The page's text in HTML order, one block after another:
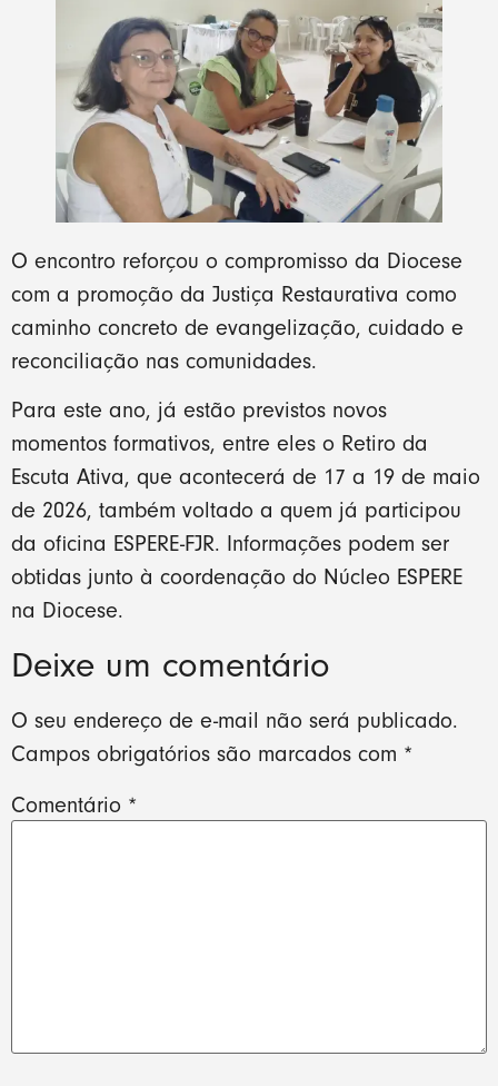
O encontro reforçou o compromisso da Diocese
com a promoção da Justiça Restaurativa como
caminho concreto de evangelização, cuidado e
reconciliação nas comunidades.
Para este ano, já estão previstos novos
momentos formativos, entre eles o Retiro da
Escuta Ativa, que acontecerá de 17 a 19 de maio
de 2026, também voltado a quem já participou
da oficina ESPERE-FJR. Informações podem ser
obtidas junto à coordenação do Núcleo ESPERE
na Diocese.
Deixe um comentário
O seu endereço de e-mail não será publicado.
Campos obrigatórios são marcados com *
Comentário *